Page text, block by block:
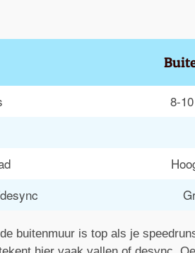
8-
buitenmuur is top als je